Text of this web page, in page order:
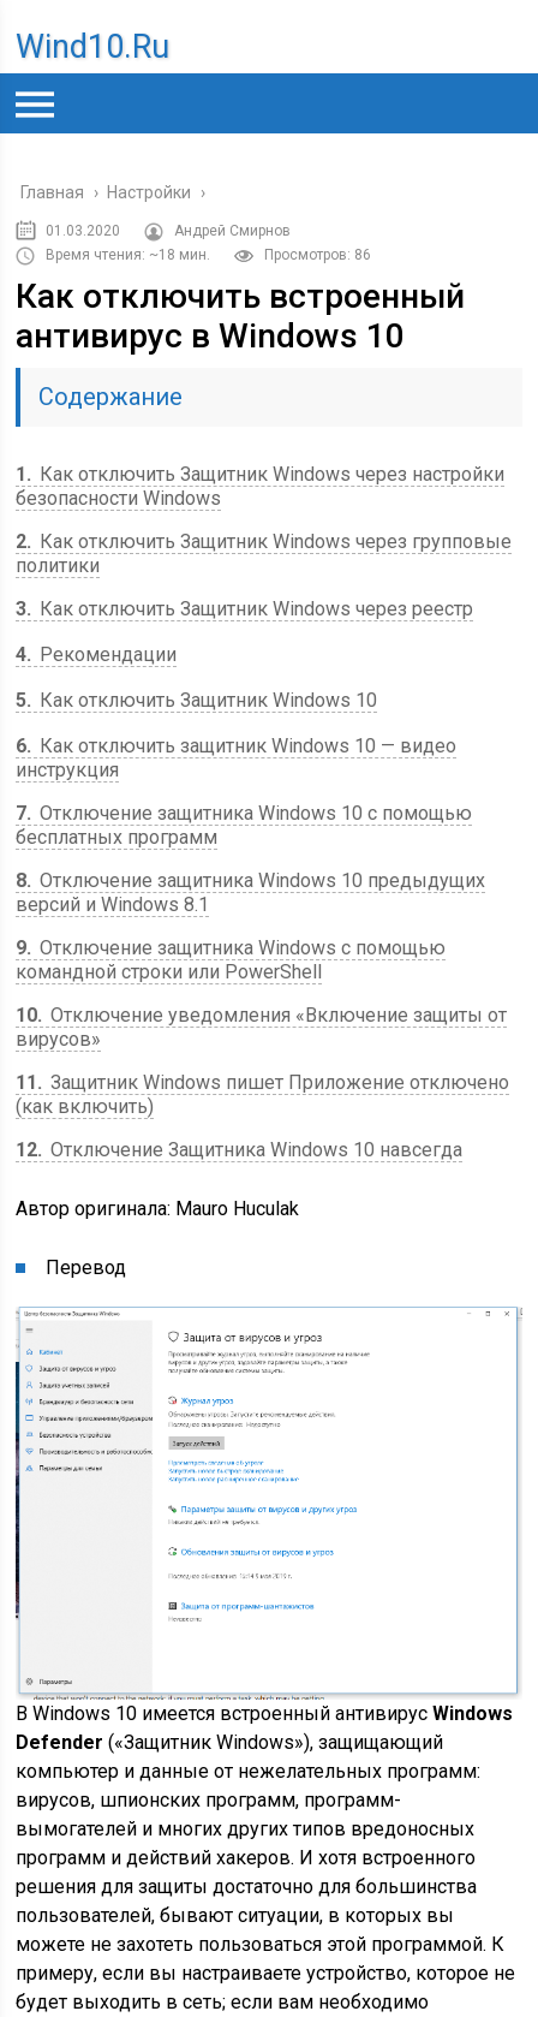
Wind10.ru
Главная › Настройки ›
01.03.2020
Андрей Смирнов
Время чтения: ~18 мин.
Просмотров: 86
Как отключить встроенный
антивирус в Windows 10
Содержание
1
Как отключить Защитник Windows через настройки
безопасности Windows
2
Как отключить Защитник Windows через групповые
политики
3
Как отключить Защитник Windows через реестр
4
Рекомендации
5
Как отключить Защитник Windows 10
6
Как отключить защитник Windows 10 — видео
инструкция
7 Отключение защитника Windows 10 с помощью
бесплатных программ
8 Отключение защитника Windows 10 предыдущих
версий и Windows 8.1
9 Отключение защитника Windows с помощью
командной строки или PowerShell
10 Отключение уведомления «Включение защиты от
вирусов»
11
Защитник Windows пишет Приложение отключено
(как включить)
12 Отключение Защитника Windows 10 навсегда
Автор оригинала: Mauro Huculak
Перевод
В Windows 10 имеется встроенный антивирусWindows
Defender («Защитник Windows»), защищающий
компьютер и данные от нежелательных программ:
вирусов, шпионских программ, программ-
вымогателей и многих других типов вредоносных
программ и действий хакеров. И хотя встроенного
решения для защиты достаточно для большинства
пользователей, бывают ситуации, в которых вы
можете не захотеть пользоваться этой программой. К
примеру, если вы настраиваете устройство, которое не
будет выходить в сеть; если вам необходимо